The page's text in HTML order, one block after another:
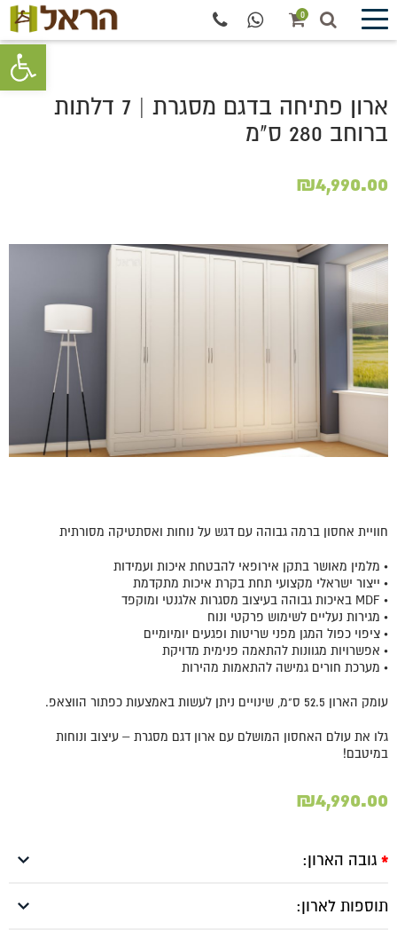
פתח
0
חוויית אחסון ברמה גבוהה עם דגש על נוחות ואסתטיקה מסורתית
• מלמין מאושר בתקן אירופאי להבטחת איכות ועמידות
• ייצור ישראלי מקצועי תחת בקרת איכות מתקדמת
• MDF באיכות גבוהה בעיצוב מסגרות אלגנטי ומוקפד
• מגירות נעליים לשימוש פרקטי ונוח
• ציפוי כפול המגן מפני שריטות ופגעים יומיומיים
• אפשרויות מגוונות להתאמה פנימית מדויקת
• מערכת חורים גמישה להתאמות מהירות
עומק הארון 52.5 ס"מ, שינויים ניתן לעשות באמצעות כפתור הווצאפ.
גלו את עולם האחסון המושלם עם ארון דגם מסגרת – עיצוב ונוחות
במיטבם!
₪4,990.00
* גובה הארון:
תוספות לארון:
ארון פתיחה בדגם מסגרת | 7 דלתות
ברוחב 280 ס"מ
₪4,990.00